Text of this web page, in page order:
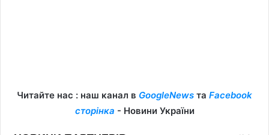
Читайте нас : наш канал в GoogleNews та Facebook
сторінка - Новини України